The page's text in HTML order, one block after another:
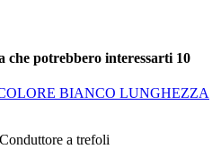
che potrebbero interessarti 10
a trefoli